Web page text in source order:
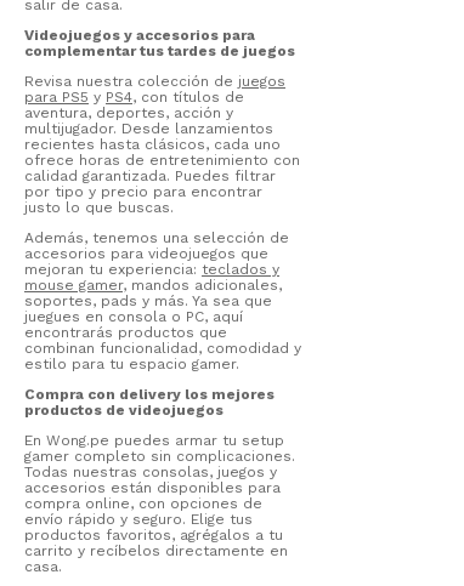
salir de casa.
Videojuegos y accesorios para
complementar tus tardes de juegos
Revisa nuestra colección de juegos
para PS5 y PS4, con títulos de
aventura, deportes, acción y
multijugador. Desde lanzamientos
recientes hasta clásicos, cada uno
ofrece horas de entretenimiento con
calidad garantizada. Puedes filtrar
por tipo y precio para encontrar
justo lo que buscas.
Además, tenemos una selección de
accesorios para videojuegos que
mejoran tu experiencia: teclados y
mouse gamer, mandos adicionales,
soportes, pads y más. Ya sea que
juegues en consola o PC, aquí
encontrarás productos que
combinan funcionalidad, comodidad y
estilo para tu espacio gamer.
Compra con delivery los mejores
productos de videojuegos
En Wong.pe puedes armar tu setup
gamer completo sin complicaciones.
Todas nuestras consolas, juegos y
accesorios están disponibles para
compra online, con opciones de
envío rápido y seguro. Elige tus
productos favoritos, agrégalos a tu
carrito y recíbelos directamente en
casa.